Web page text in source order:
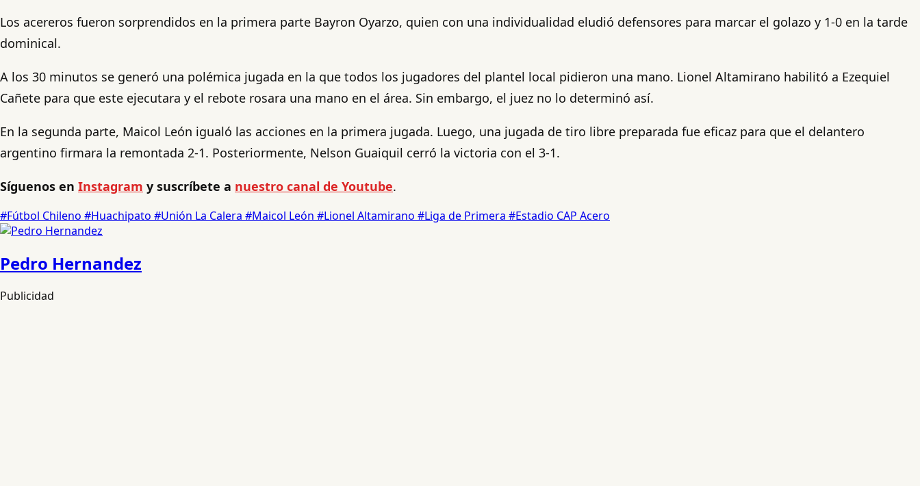
Los acereros fueron sorprendidos en la primera parte Bayron Oyarzo, quien con una individualidad eludió defensores para marcar el golazo y 1-0 en la tarde
dominical.
A los 30 minutos se generó una polémica jugada en la que todos los jugadores del plantel local pidieron una mano. Lionel Altamirano habilitó a Ezequiel
Cañete para que este ejecutara y el rebote rosara una mano en el área. Sin embargo, el juez no lo determinó así.
En la segunda parte, Maicol León igualó las acciones en la primera jugada. Luego, una jugada de tiro libre preparada fue eficaz para que el delantero
argentino firmara la remontada 2-1. Posteriormente, Nelson Guaiquil cerró la victoria con el 3-1.
Síguenos en Instagram y suscríbete a nuestro canal de Youtube.
#Fútbol Chileno #Huachipato #Unión La Calera #Maicol León #Lionel Altamirano #Liga de Primera #Estadio CAP Acero
Pedro Hernandez
Publicidad